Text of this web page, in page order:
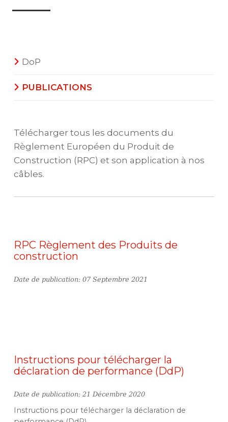
DoP
PUBLICATIONS
Télécharger tous les documents du
Règlement Européen du Produit de
Construction (RPC) et son application à nos
câbles.
RPC Règlement des Produits de
construction
Date de publication: 07 Septembre 2021
Instructions pour télécharger la
déclaration de performance (DdP)
Date de publication: 21 Décembre 2020
Instructions pour télécharger la déclaration de